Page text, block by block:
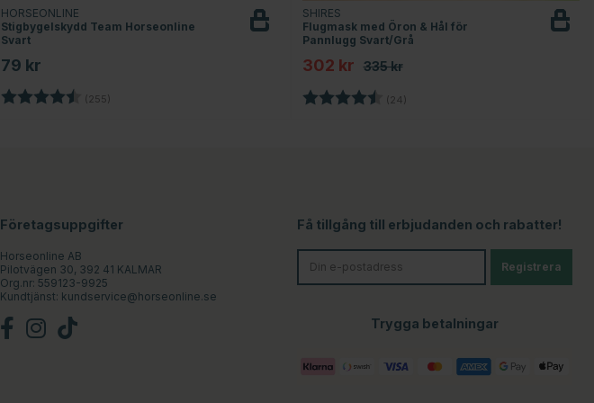
HORSEONLINE
Stigbygelskydd Team Horseonline
Svart
79 kr
Betyg: (255)
SHIRES
Flugmask med Öron & Hål för
Pannlugg Svart/Grå
302 kr 335 kr
Betyg: (24)
Företagsuppgifter
Horseonline AB
Pilotvägen 30, 392 41 KALMAR
Org.nr: 559123-9925
Kundtjänst: kundservice@horseonline.se
Få tillgång till erbjudanden och rabatter!
Registrera
Trygga betalningar